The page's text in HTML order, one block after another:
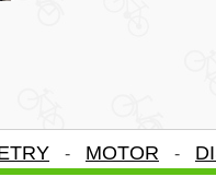
- MOTOR -